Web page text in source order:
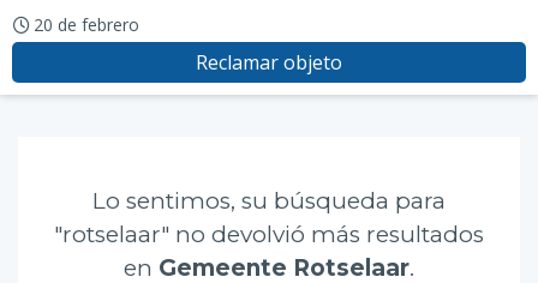
20 de febrero
Reclamar objeto
Lo sentimos, su búsqueda para
"rotselaar" no devolvió más resultados
en Gemeente Rotselaar.